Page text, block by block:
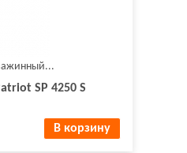
SP 4250 S
В корзину